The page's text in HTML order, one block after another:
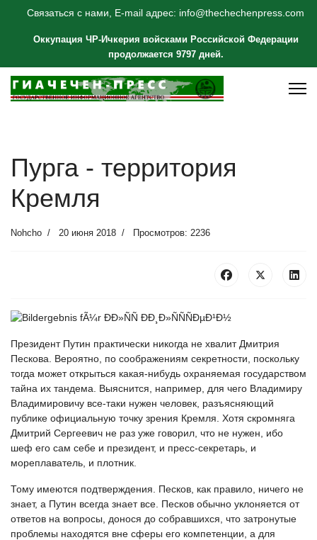
Связаться с нами, E-mail адрес: info@thechechenpress.com
Оккупация ЧР-Ичкерия войсками Российской Федерации
продолжается 9797 дней.
Пурга - территория
Кремля
Nohcho 20 июня 2018 Просмотров: 2236
Президент Путин практически никогда не хвалит Дмитрия
Пескова. Вероятно, по соображениям секретности, поскольку
тогда может открыться какая-нибудь охраняемая государством
тайна их тандема. Выяснится, например, для чего Владимиру
Владимировичу все-таки нужен человек, разъясняющий
публике официальную точку зрения Кремля. Хотя скромняга
Дмитрий Сергеевич не раз уже говорил, что не нужен, ибо
шеф его сам себе и президент, и пресс-секретарь, и
мореплаватель, и плотник.
Тому имеются подтверждения. Песков, как правило, ничего не
знает, а Путин всегда знает все. Песков обычно уклоняется от
ответов на вопросы, донося до собравшихся, что затронутые
проблемы находятся вне сферы его компетенции, а для